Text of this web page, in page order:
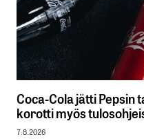
Coca-Cola jätti Pepsin
korotti myös
7.8.2026